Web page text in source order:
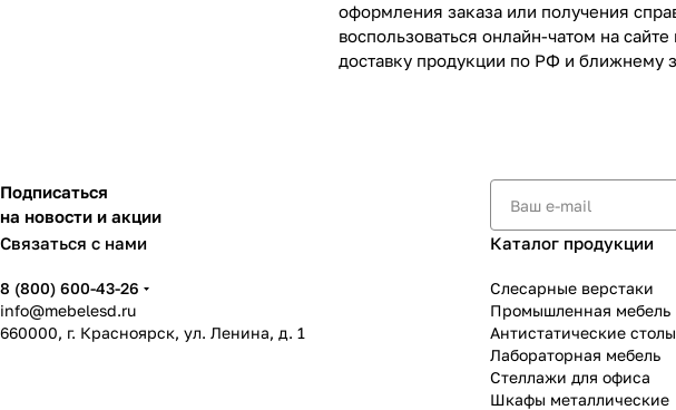
оформления заказа или получения
воспользоваться онлайн-чатом на
доставку продукции по РФ и ближнему
Подписаться
на новости и акции
Связаться с нами
8 (800) 600-43-26
info@mebelesd.ru
660000, г. Красноярск, ул. Ленина, д. 1
Каталог продукции
Слесарные верстаки
Промышленная мебель
Антистатические столы
Лабораторная мебель
Стеллажи для офиса
Шкафы металлические